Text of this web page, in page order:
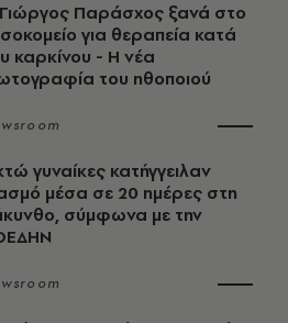
Παράσχος ξανά στο
για θεραπεία κατά
καρκίνου - Η νέα
του ηθοποιού
γυναίκες κατήγγειλαν
μέσα σε 20 ημέρες στη
σύμφωνα με την